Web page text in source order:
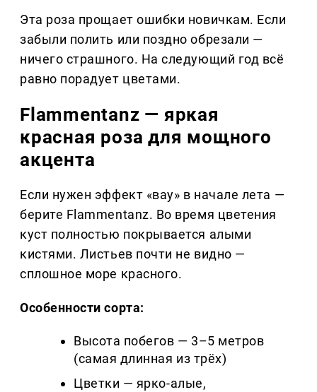
Эта роза прощает ошибки новичкам. Если
забыли полить или поздно обрезали —
ничего страшного. На следующий год всё
равно порадует цветами.
Flammentanz — яркая
красная роза для мощного
акцента
Если нужен эффект «вау» в начале лета —
берите Flammentanz. Во время цветения
куст полностью покрывается алыми
кистями. Листьев почти не видно —
сплошное море красного.
Особенности сорта:
Высота побегов — 3–5 метров
(самая длинная из трёх)
Цветки — ярко-алые,